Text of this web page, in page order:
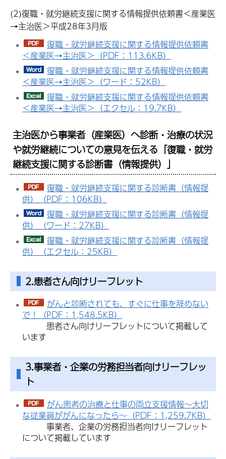
(2)復職・就労継続支援に関する情報提供依頼書＜産業医
→主治医＞平成28年3月版
復職・就労継続支援に関する情報提供依頼書
＜産業医→主治医＞（PDF：113.6KB）
復職・就労継続支援に関する情報提供依頼書
＜産業医→主治医＞（ワード：52KB）
復職・就労継続支援に関する情報提供依頼書
＜産業医→主治医＞（エクセル：19.7KB）
主治医から事業者（産業医）へ診断・治療の状況
や就労継続についての意見を伝える「復職・就労
継続支援に関する診断書（情報提供）」
復職・就労継続支援に関する診断書（情報提
供）（PDF：106KB）
復職・就労継続支援に関する診断書（情報提
供）（ワード：27KB）
復職・就労継続支援に関する診断書（情報提
供）（エクセル：25KB）
2.患者さん向けリーフレット
がんと診断されても、すぐに仕事を辞めない
で！（PDF：1,548.5KB）
患者さん向けリーフレットについて掲載して
います
3.事業者・企業の労務担当者向けリーフレッ
ト
がん患者の治療と仕事の両立支援情報～大切
な従業員ががんになったら～（PDF：1,259.7KB）
事業者、企業の労務担当者向けリーフレット
について掲載しています